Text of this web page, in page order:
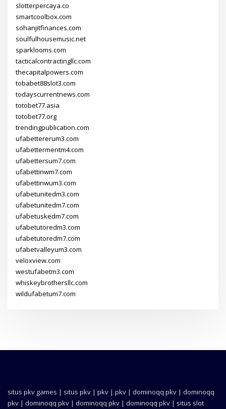
slotterpercaya.co
smartcoolbox.com
sohanjitfinances.com
soulfulhousemusic.net
sparklooms.com
tacticalcontractingllc.com
thecapitalpowers.com
tobabet88slot3.com
todayscurrentnews.com
totobet77.asia
totobet77.org
trendingpublication.com
ufabettererum3.com
ufabettermentm4.com
ufabettersum7.com
ufabettinwm7.com
ufabettinwum3.com
ufabetunitedm3.com
ufabetunitedm7.com
ufabetuskedm7.com
ufabetutoredm3.com
ufabetutoredm7.com
ufabetvalleyum3.com
veloxview.com
westufabetm3.com
whiskeybrothersllc.com
wildufabetum7.com
situs pkv games | situs pkv | pkv | pkv | dominoqq pkv | dominoqq
pkv | dominoqq pkv | dominoqq pkv | dominoqq pkv | situs slot